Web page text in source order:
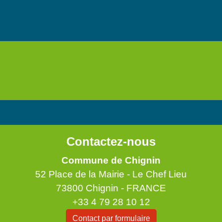
Contactez-nous
Commune de Chignin
52 Place de la Mairie - Le Chef Lieu
73800 Chignin - FRANCE
+33 4 79 28 10 12
Contact par formulaire